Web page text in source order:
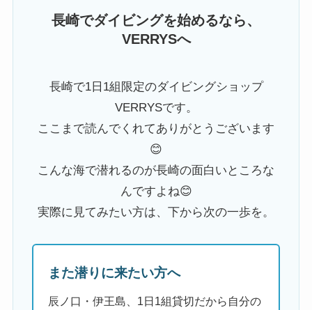
長崎でダイビングを始めるなら、
VERRYSへ
長崎で1日1組限定のダイビングショップ
VERRYSです。
ここまで読んでくれてありがとうございます
😊
こんな海で潜れるのが長崎の面白いところな
んですよね😊
実際に見てみたい方は、下から次の一歩を。
また潜りに来たい方へ
辰ノ口・伊王島、1日1組貸切だから自分の